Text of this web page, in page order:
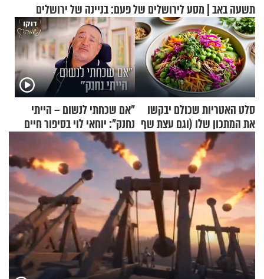
תשעה באב | מסע לירושלים של פעם: בניינה של ירושלים
סלט האטריות שכולם יבקשו
את המתכון שלו (וגם עצת שף
להגשת הרוטב)
"אם שכחתי לנשום – הייתי
נחנק": יוחאי לוי בסיפור חיים
מעורר השראה